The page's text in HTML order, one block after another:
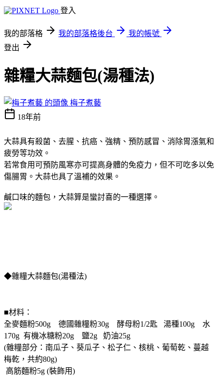
登入
我的部落格 我的部落格後台
我的帳號
登出
雜糧大蒜麵包(湯種法)
梅子煮藝
18年前
大蒜具有殺菌、去腥、抗癌、強精、預防感冒、消除胃漲氣和
疲勞等功效。
若常食用可預防風寒亦可提高身體的免疫力，但不可吃多以免
傷腸胃。大蒜也具了溫補的效果。
鹹口味的麵包，大蒜算是蠻討喜的一種選擇。
◆雜糧大蒜麵包(湯種法)
■材料：
全麥麵粉500g 德國雜糧粉30g 酵母粉1/2匙 湯種100g 水
170g 有機冰糖粉20g 鹽2g 奶油25g
(雜糧部分：南瓜子、葵瓜子、松子仁、核桃、葡萄乾、蔓越
梅乾，共約80g)
高筋麵粉5g (裝飾用)